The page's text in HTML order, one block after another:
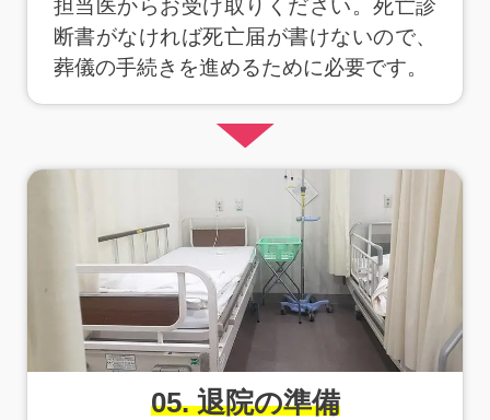
担当医からお受け取りください。死亡診
断書がなければ死亡届が書けないので、
葬儀の手続きを進めるために必要です。
05. 退院の準備